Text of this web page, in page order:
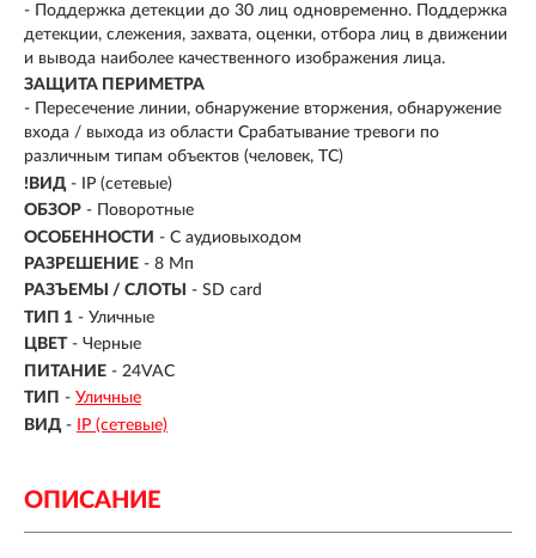
- Поддержка детекции до 30 лиц одновременно. Поддержка
детекции, слежения, захвата, оценки, отбора лиц в движении
и вывода наиболее качественного изображения лица.
ЗАЩИТА ПЕРИМЕТРА
- Пересечение линии, обнаружение вторжения, обнаружение
входа / выхода из области Срабатывание тревоги по
различным типам объектов (человек, ТС)
!ВИД - IP (сетевые)
ОБЗОР - Поворотные
ОСОБЕННОСТИ - С аудиовыходом
РАЗРЕШЕНИЕ - 8 Мп
РАЗЪЕМЫ / СЛОТЫ
- SD card
ТИП 1 - Уличные
ЦВЕТ - Черные
ПИТАНИЕ - 24VAC
ТИП - Уличные
ВИД - IP (сетевые)
ОПИСАНИЕ